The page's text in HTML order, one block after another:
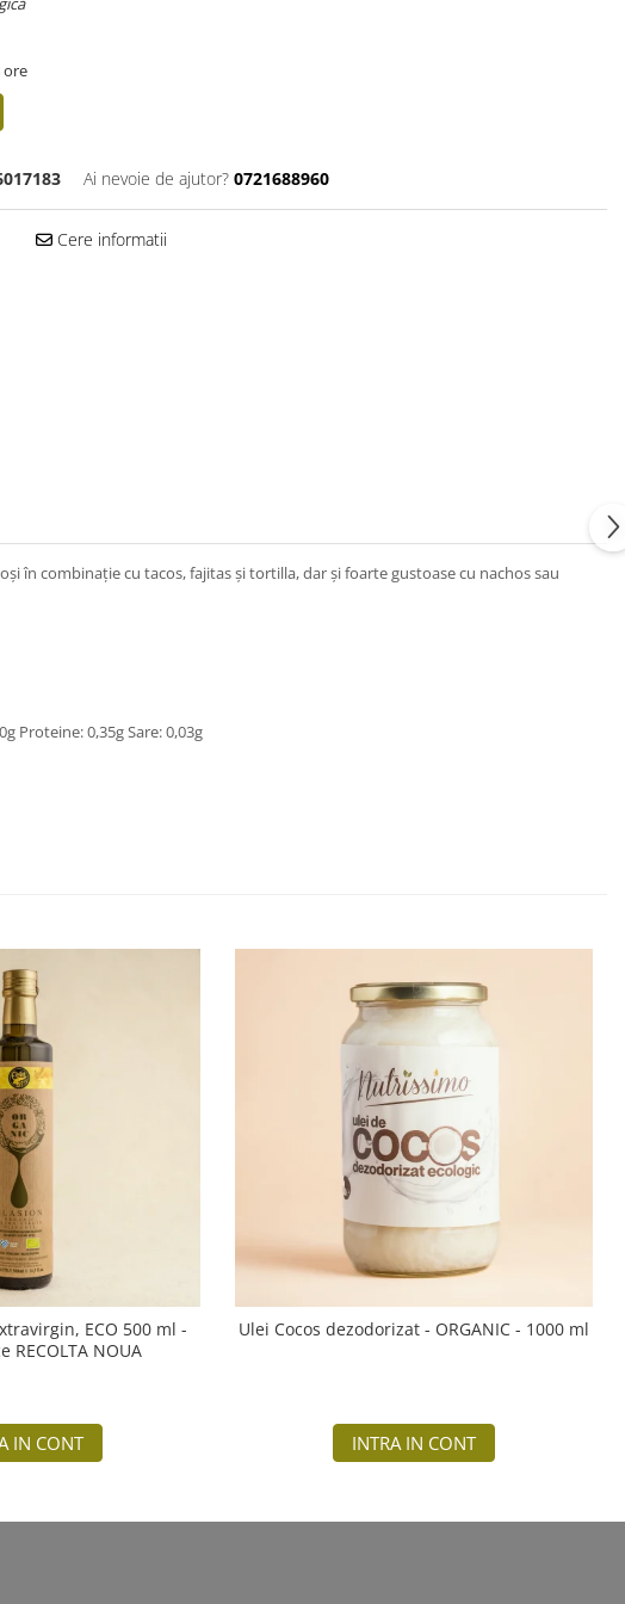
ore
Ai nevoie de ajutor? 0721688960
Cere informatii
în combinație cu tacos, fajitas și tortilla, dar și foarte gustoase cu nachos sau
Proteine: 0,35g Sare: 0,03g
ECO 500 ml -
RECOLTA NOUA
IN CONT
Ulei Cocos dezodorizat - ORGANIC - 1000 ml
INTRA IN CONT